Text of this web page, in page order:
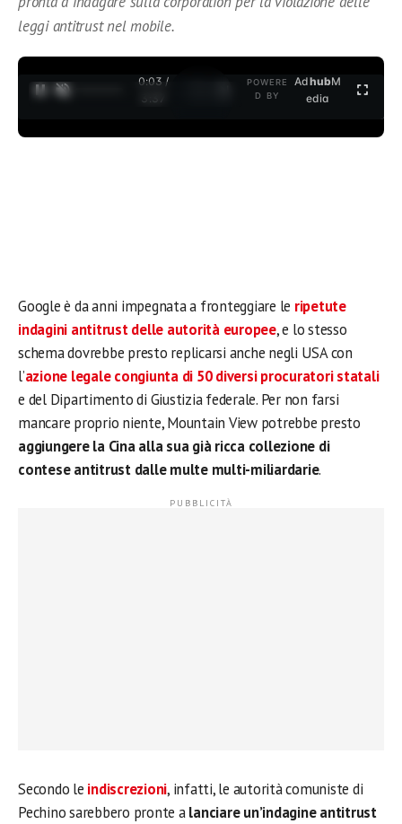
leggi antitrust nel mobile.
0:04 /
3:37
POWERE
D BY
AdhubM
edia
Google è da anni impegnata a fronteggiare le ripetute
indagini antitrust delle autorità europee, e lo stesso
schema dovrebbe presto replicarsi anche negli USA con
l’azione legale congiunta di 50 diversi procuratori statali
e del Dipartimento di Giustizia federale. Per non farsi
mancare proprio niente, Mountain View potrebbe presto
aggiungere la Cina alla sua già ricca collezione di
contese antitrust dalle multe multi-miliardarie.
Secondo le indiscrezioni, infatti, le autorità comuniste di
Pechino sarebbero pronte alanciare un’indagine antitrust